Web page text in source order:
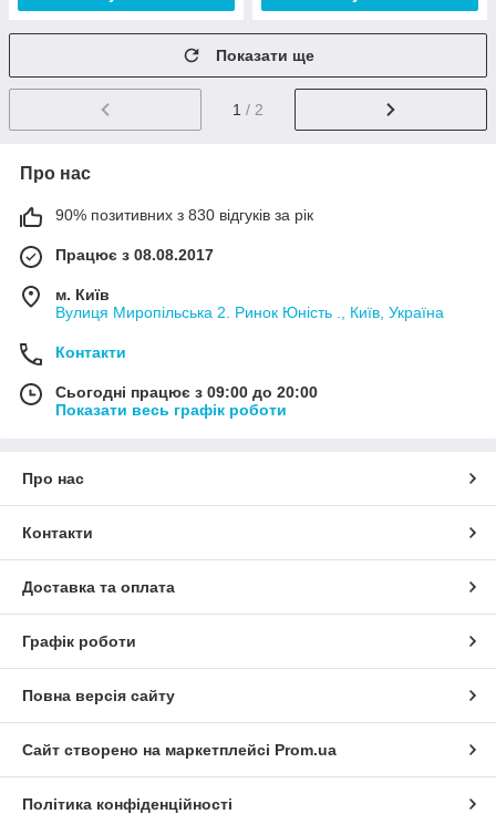
Показати ще
1 / 2
Про нас
90% позитивних з 830 відгуків за рік
Працює з 08.08.2017
м. Київ
Вулиця Миропільська 2. Ринок Юність ., Київ, Україна
Контакти
Сьогодні працює з 09:00 до 20:00
Показати весь графік роботи
Про нас
Контакти
Доставка та оплата
Графік роботи
Повна версія сайту
Сайт створено на маркетплейсі Prom.ua
Політика конфіденційності